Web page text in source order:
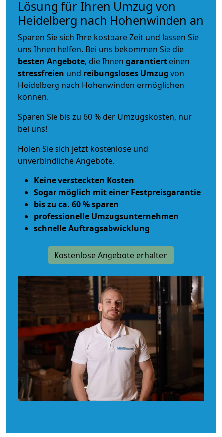
Lösung für Ihren Umzug von
Heidelberg nach Hohenwinden an
Sparen Sie sich Ihre kostbare Zeit und lassen Sie
uns Ihnen helfen. Bei uns bekommen Sie die
besten Angebote, die Ihnen garantiert einen
stressfreien und reibungsloses Umzug von
Heidelberg nach Hohenwinden ermöglichen
können.
Sparen Sie bis zu 60 % der Umzugskosten, nur
bei uns!
Holen Sie sich jetzt kostenlose und
unverbindliche Angebote.
Keine versteckten Kosten
Sogar möglich mit einer Festpreisgarantie
bis zu ca. 60 % sparen
professionelle Umzugsunternehmen
schnelle Auftragsabwicklung
Kostenlose Angebote erhalten